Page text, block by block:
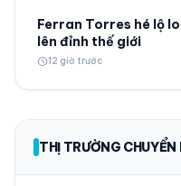
Ferran Torres hé lộ
lên đỉnh thế giới
schedule12 giờ trước
THỊ TRƯỜNG CHUYỂN